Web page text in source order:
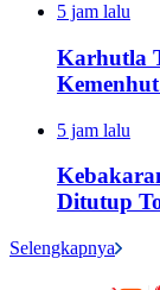
5 jam lalu
Karhutla
5 jam lalu
Ditutup
Selengkapnya